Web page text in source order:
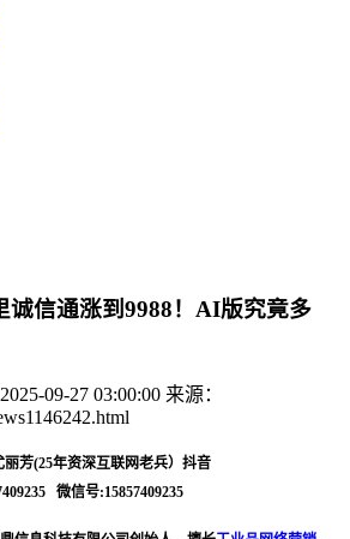
诚信通涨到9988！AI版究竟多
09-27 03:00:00 来源：
芳(25年资深互联网老兵） 抖音
微信号:15857409235